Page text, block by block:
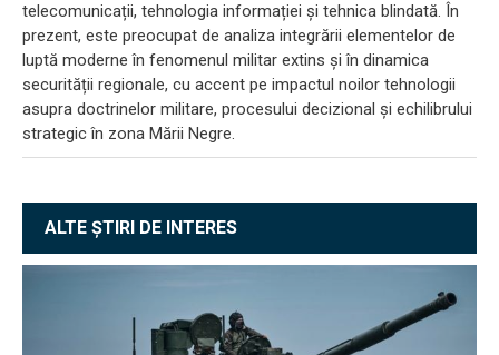
telecomunicații, tehnologia informației și tehnica blindată. În
prezent, este preocupat de analiza integrării elementelor de
luptă moderne în fenomenul militar extins și în dinamica
securității regionale, cu accent pe impactul noilor tehnologii
asupra doctrinelor militare, procesului decizional și echilibrului
strategic în zona Mării Negre.
ALTE ȘTIRI DE INTERES